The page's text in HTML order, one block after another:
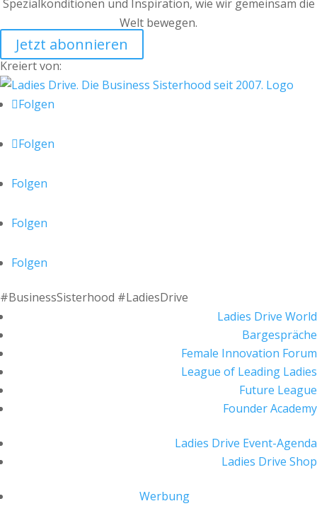
Spezialkonditionen und Inspiration, wie wir gemeinsam die
Welt bewegen.
Jetzt abonnieren
Kreiert von:
Folgen
Folgen
Folgen
Folgen
Folgen
#BusinessSisterhood #LadiesDrive
Ladies Drive World
Bargespräche
Female Innovation Forum
League of Leading Ladies
Future League
Founder Academy
Ladies Drive Event-Agenda
Ladies Drive Shop
Werbung